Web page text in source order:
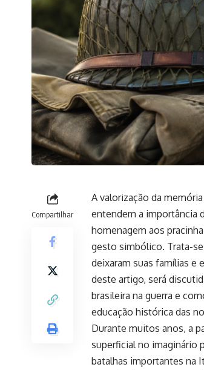
Compartilhar
A valorização da
entendem a importância
homenagem aos
gesto simbólico. Trata-
deixaram suas famílias e
deste artigo, será
brasileira na guerra e
educação histórica das
Durante muitos anos, a
superficial no imaginário
batalhas importantes na